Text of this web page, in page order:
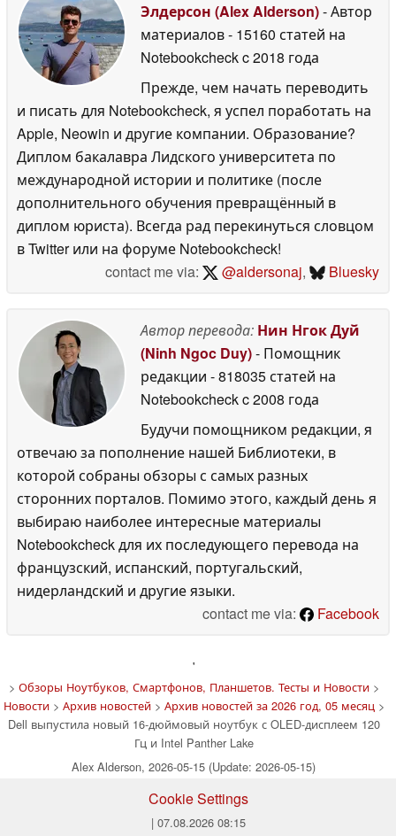
Элдерсон (Alex Alderson)- Автор
материалов- 15160 статей на
Notebookcheckc 2018 года
Прежде, чем начать переводить
и писать для Notebookcheck, я успел поработать на
Apple, Neowin и другие компании. Образование?
Диплом бакалавра Лидского университета по
международной истории и политике (после
дополнительного обучения превращённый в
диплом юриста). Всегда рад перекинуться словцом
в Twitter или на форуме Notebookcheck!
contact me via:
@aldersonaj, Bluesky
Автор перевода: Нин Нгок Дуй
(Ninh Ngoc Duy)- Помощник
редакции - 818035 статей на
Notebookcheckc 2008 года
Будучи помощником редакции, я
отвечаю за пополнение нашей Библиотеки, в
которой собраны обзоры с самых разных
сторонних порталов. Помимо этого, каждый день я
выбираю наиболее интересные материалы
Notebookcheck для их последующего перевода на
французский, испанский, португальский,
нидерландский и другие языки.
contact me via:
Facebook
'
> Обзоры Ноутбуков, Смартфонов, Планшетов. Тесты и Новости>
Новости> Архив новостей> Архив новостей за 2026 год, 05 месяц >
Dell выпустила новый 16-дюймовый ноутбук с OLED-дисплеем 120
Гц и Intel Panther Lake
Alex Alderson, 2026-05-15 (Update: 2026-05-15)
Cookie Settings
| 07.08.2026 08:15